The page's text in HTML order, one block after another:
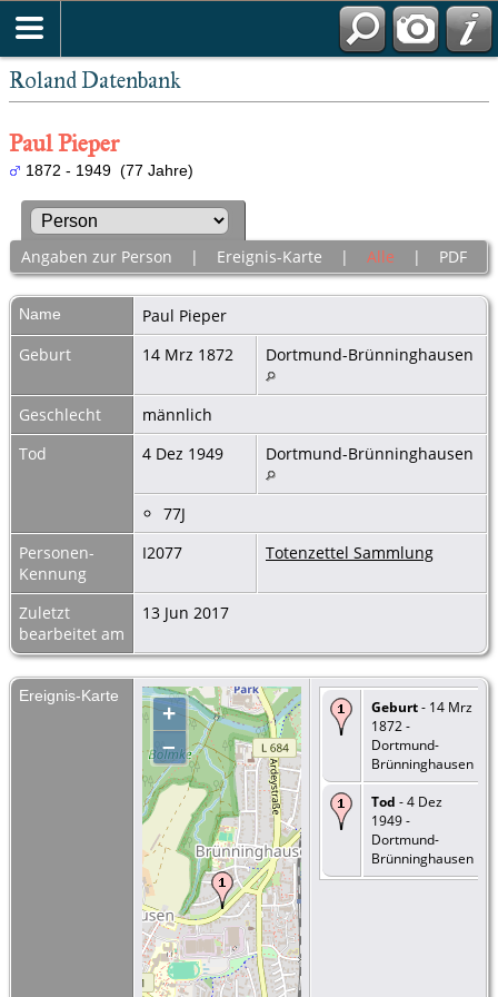
Roland Datenbank
Paul Pieper
1872 - 1949 (77 Jahre)
Angaben zur Person | Ereignis-Karte | Alle | PDF
Name Paul Pieper
Geburt
14 Mrz 1872 Dortmund-Brünninghausen
Geschlecht
männlich
Tod
4 Dez 1949 Dortmund-Brünninghausen
77J
Personen-
Kennung
I2077 Totenzettel Sammlung
Zuletzt
bearbeitet am
13 Jun 2017
Ereignis-Karte
+
–
Geburt- 14 Mrz
1872 -
Dortmund-
Brünninghausen
Tod - 4 Dez
1949 -
Dortmund-
Brünninghausen